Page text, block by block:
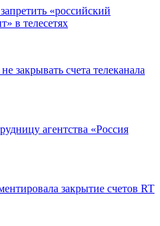
«российский
в телесетях
закрывать счета телеканала
агентства «Россия
закрытие счетов RT